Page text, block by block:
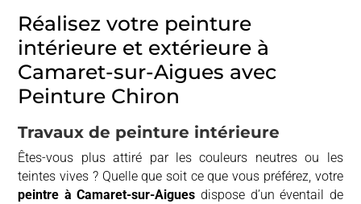
Réalisez votre peinture
intérieure et extérieure à
Camaret-sur-Aigues avec
Peinture Chiron
Travaux de peinture intérieure
Êtes-vous plus attiré par les couleurs neutres ou les
teintes vives ? Quelle que soit ce que vous préférez, votre
peintre à Camaret-sur-Aigues dispose d’un éventail de